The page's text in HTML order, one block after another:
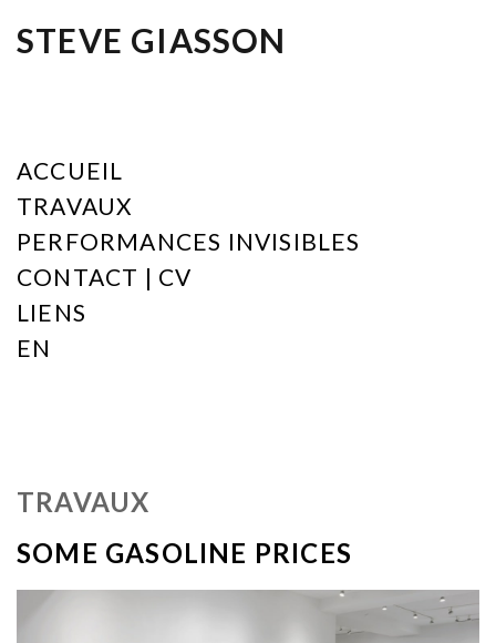
STEVE GIASSON
ACCUEIL
TRAVAUX
PERFORMANCES INVISIBLES
CONTACT | CV
LIENS
EN
TRAVAUX
SOME GASOLINE PRICES